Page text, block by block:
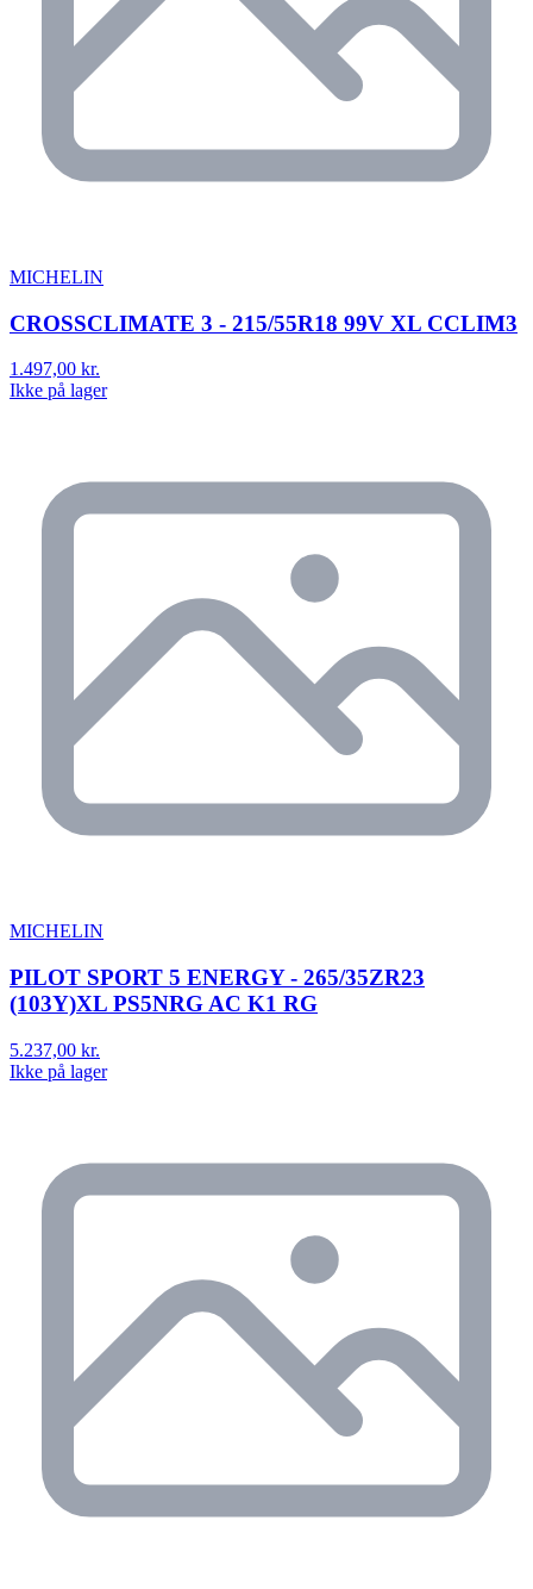
MICHELIN
CROSSCLIMATE 3 - 215/55R18 99V XL CCLIM3
1.497,00 kr.
Ikke på lager
MICHELIN
PILOT SPORT 5 ENERGY - 265/35ZR23
(103Y)XL PS5NRG AC K1 RG
5.237,00 kr.
Ikke på lager